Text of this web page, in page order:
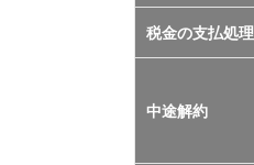
2.1
車サ
クリ
税金の支払処理
中途解約